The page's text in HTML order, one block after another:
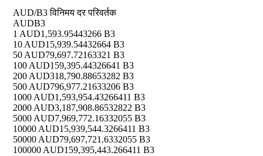
AUD/B3 विनिमय दर परिवर्तक
AUDB3
1 AUD1,593.95443266 B3
10 AUD15,939.54432664 B3
50 AUD79,697.72163321 B3
100 AUD159,395.44326641 B3
200 AUD318,790.88653282 B3
500 AUD796,977.21633206 B3
1000 AUD1,593,954.43266411 B3
2000 AUD3,187,908.86532822 B3
5000 AUD7,969,772.16332055 B3
10000 AUD15,939,544.3266411 B3
50000 AUD79,697,721.6332055 B3
100000 AUD159,395,443.266411 B3